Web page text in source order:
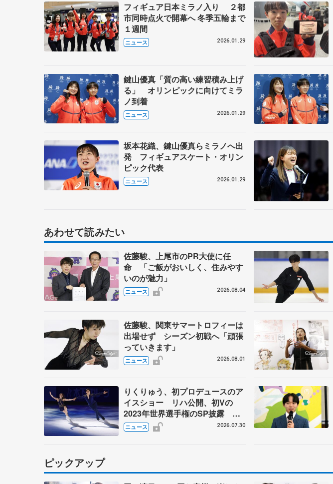
フィギュア日本ミラノ入り ２都
市同時点火で開幕へ 冬季五輪まで
１週間
ニュース 2026.01.29
鍵山優真「質の高い練習積み上げ
る」 オリンピックに向けてミラ
ノ到着
ニュース 2026.01.29
坂本花織、鍵山優真らミラノへ出
発 フィギュアスケート・オリン
ピック代表
ニュース 2026.01.29
あわせて読みたい
佐藤駿、上尾市のPR大使に任
命 「ご飯がおいしく、住みやす
いのが魅力」
ニュース 2026.08.04
佐藤駿、関東サマートロフィーは
出場せず シーズン初戦へ「頑張
っていきます」
ニュース 2026.08.01
りくりゅう、初プロデュースのア
イスショー リハ公開、初Vの
2023年世界選手権のSP披露 ハ
ゼボロ、チョクベイら豪華メンバ
ーが来日
ニュース 2026.07.30
ピックアップ